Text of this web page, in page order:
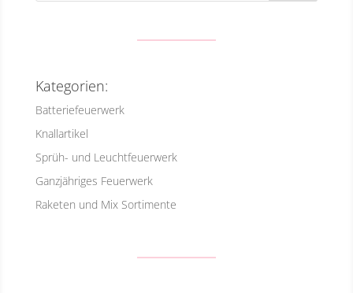
Kategorien:
Batteriefeuerwerk
Knallartikel
Sprüh- und Leuchtfeuerwerk
Ganzjähriges Feuerwerk
Raketen und Mix Sortimente